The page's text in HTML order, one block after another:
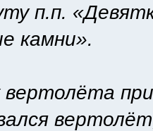
п.п.
камни».
вертолёта